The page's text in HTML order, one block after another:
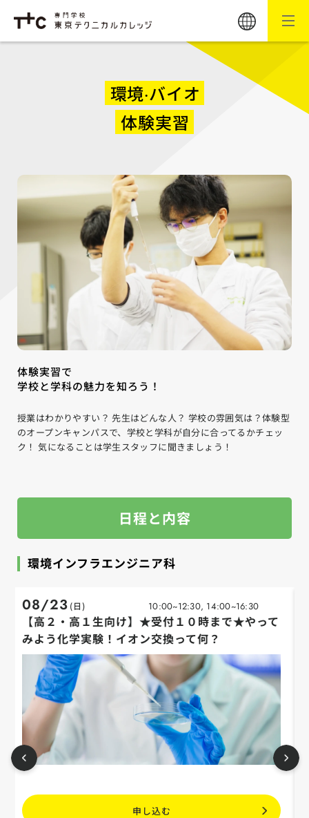
環境‧バイオ
体験実習
体験実習で
学校と学科の魅力を知ろう！
授業はわかりやすい？ 先生はどんな人？ 学校の雰囲気は？体験型
のオープンキャンパスで、学校と学科が自分に合ってるかチェッ
ク！ 気になることは学生スタッフに聞きましょう！
日程と内容
環境インフラエンジニア科
08/23 (日) 10:00~12:30, 14:00~16:30
【高２・高１生向け】★受付１０時まで★やって
みよう化学実験！イオン交換って何？
申し込む